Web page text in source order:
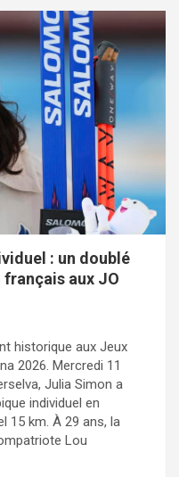
: un doublé
aux JO
historique aux Jeux
2026. Mercredi 11
Julia Simon a
individuel en
15 km. À 29 ans, la
Lou